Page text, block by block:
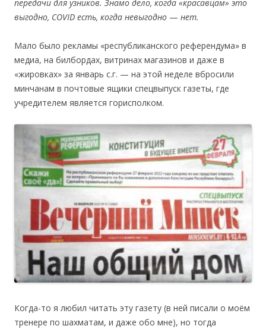
передачи для узников. Знамо дело, когда «красавцам» это
выгодно, COVID есть, когда невыгодно — нет.
Мало было рекламы «республиканского референдумa» в
медиа, на билбордах, витринах магазинов и даже в
«жировках» за январь с.г. — на этой неделе вбросили
минчанам в почтовые ящики спецвыпуск газеты, где
учредителем является горисполком.
Когда-то я любил читать эту газету (в ней писали о моём
тренере по шахматам, и даже обо мне), но тогда